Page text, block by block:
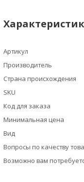
Артикул
Производитель
Страна происхождения
SKU
Код для заказа
Минимальная цена
Вид
Вопросы по качеству
Возможно вам